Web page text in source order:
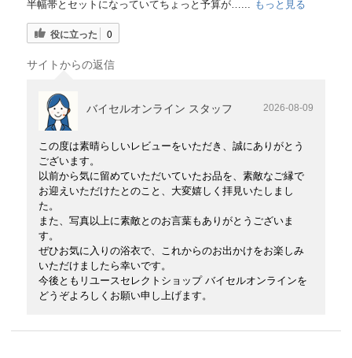
半幅帯とセットになっていてちょっと予算が…...
もっと見る
役に立った 0
サイトからの返信
バイセルオンライン スタッフ 2026-08-09
この度は素晴らしいレビューをいただき、誠にありがとう
ございます。
以前から気に留めていただいていたお品を、素敵なご縁で
お迎えいただけたとのこと、大変嬉しく拝見いたしまし
た。
また、写真以上に素敵とのお言葉もありがとうございま
す。
ぜひお気に入りの浴衣で、これからのお出かけをお楽しみ
いただけましたら幸いです。
今後ともリユースセレクトショップ バイセルオンラインを
どうぞよろしくお願い申し上げます。